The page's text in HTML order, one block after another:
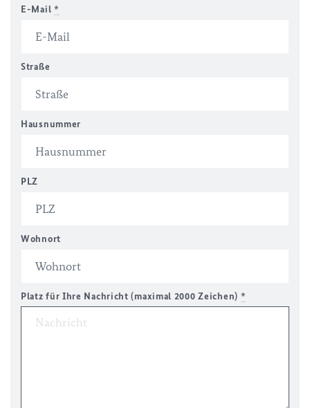
E-Mail *
Straße
Hausnummer
PLZ
Wohnort
Platz für Ihre Nachricht (maximal 2000 Zeichen) *